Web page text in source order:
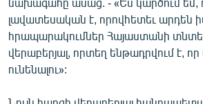
լավատեսական է, որովհետեւ արդեն
հրապարակումներ Հայաստանի
վերաբերյալ, որտեղ ենթադրվում է,
ունենալու»: